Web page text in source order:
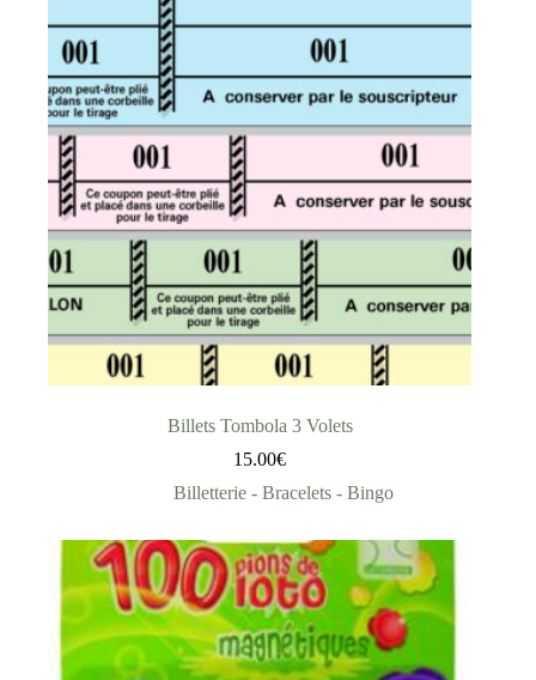
Billets Tombola 3 Volets
15.00€
Billetterie - Bracelets - Bingo